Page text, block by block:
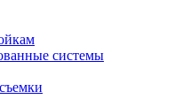
системы